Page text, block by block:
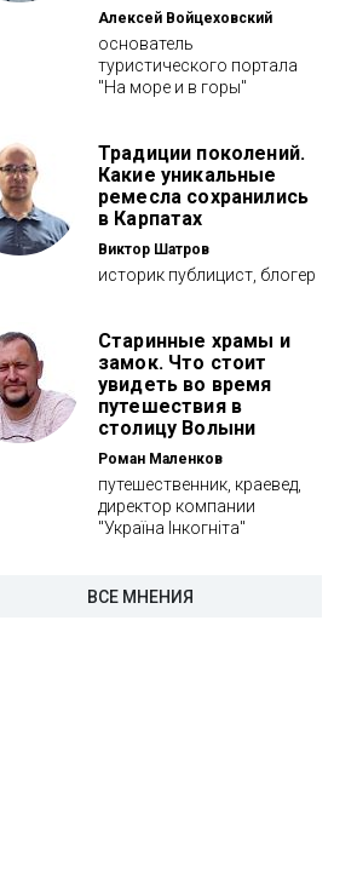
Алексей Войцеховский
основатель
туристического портала
"На море и в горы"
Традиции поколений.
Какие уникальные
ремесла сохранились
в Карпатах
Виктор Шатров
историк публицист, блогер
Старинные храмы и
замок. Что стоит
увидеть во время
путешествия в
столицу Волыни
Роман Маленков
путешественник, краевед,
директор компании
"Україна Інкогніта"
ВСЕ МНЕНИЯ